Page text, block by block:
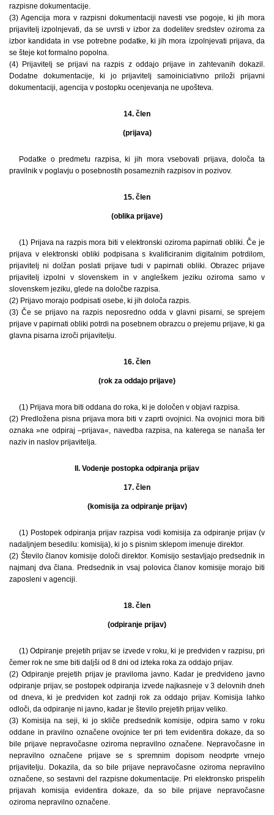
razpisne dokumentacije.
(3) Agencija mora v razpisni dokumentaciji navesti vse pogoje, ki jih mora
prijavitelj izpolnjevati, da se uvrsti v izbor za dodelitev sredstev oziroma za
izbor kandidata in vse potrebne podatke, ki jih mora izpolnjevati prijava, da
se šteje kot formalno popolna.
(4) Prijavitelj se prijavi na razpis z oddajo prijave in zahtevanih dokazil.
Dodatne dokumentacije, ki jo prijavitelj samoiniciativno priloži prijavni
dokumentaciji, agencija v postopku ocenjevanja ne upošteva.
14. člen
(prijava)
Podatke o predmetu razpisa, ki jih mora vsebovati prijava, določa ta
pravilnik v poglavju o posebnostih posameznih razpisov in pozivov.
15. člen
(oblika prijave)
(1) Prijava na razpis mora biti v elektronski oziroma papirnati obliki. Če je
prijava v elektronski obliki podpisana s kvalificiranim digitalnim potrdilom,
prijavitelj ni dolžan poslati prijave tudi v papirnati obliki. Obrazec prijave
prijavitelj izpolni v slovenskem in v angleškem jeziku oziroma samo v
slovenskem jeziku, glede na določbe razpisa.
(2) Prijavo morajo podpisati osebe, ki jih določa razpis.
(3) Če se prijavo na razpis neposredno odda v glavni pisarni, se sprejem
prijave v papirnati obliki potrdi na posebnem obrazcu o prejemu prijave, ki ga
glavna pisarna izroči prijavitelju.
16. člen
(rok za oddajo prijave)
(1) Prijava mora biti oddana do roka, ki je določen v objavi razpisa.
(2) Predložena pisna prijava mora biti v zaprti ovojnici. Na ovojnici mora biti
oznaka »ne odpiraj –prijava«, navedba razpisa, na katerega se nanaša ter
naziv in naslov prijavitelja.
II. Vodenje postopka odpiranja prijav
17. člen
(komisija za odpiranje prijav)
(1) Postopek odpiranja prijav razpisa vodi komisija za odpiranje prijav (v
nadaljnjem besedilu: komisija), ki jo s pisnim sklepom imenuje direktor.
(2) Število članov komisije določi direktor. Komisijo sestavljajo predsednik in
najmanj dva člana. Predsednik in vsaj polovica članov komisije morajo biti
zaposleni v agenciji.
18. člen
(odpiranje prijav)
(1) Odpiranje prejetih prijav se izvede v roku, ki je predviden v razpisu, pri
čemer rok ne sme biti daljši od 8 dni od izteka roka za oddajo prijav.
(2) Odpiranje prejetih prijav je praviloma javno. Kadar je predvideno javno
odpiranje prijav, se postopek odpiranja izvede najkasneje v 3 delovnih dneh
od dneva, ki je predviden kot zadnji rok za oddajo prijav. Komisija lahko
odloči, da odpiranje ni javno, kadar je število prejetih prijav veliko.
(3) Komisija na seji, ki jo skliče predsednik komisije, odpira samo v roku
oddane in pravilno označene ovojnice ter pri tem evidentira dokaze, da so
bile prijave nepravočasne oziroma nepravilno označene. Nepravočasne in
nepravilno označene prijave se s spremnim dopisom neodprte vrnejo
prijavitelju. Dokazila, da so bile prijave nepravočasne oziroma nepravilno
označene, so sestavni del razpisne dokumentacije. Pri elektronsko prispelih
prijavah komisija evidentira dokaze, da so bile prijave nepravočasne
oziroma nepravilno označene.